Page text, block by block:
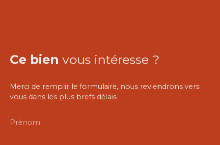
Ce bien vous intéresse ?
Merci de remplir le formulaire, nous reviendrons vers
vous dans les plus brefs délais.
Prénom